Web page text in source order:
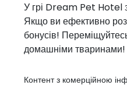
У грі Dream Pet Hotel
Якщо ви ефективно
бонусів!
домашніми тваринами!
Контент з комерційною